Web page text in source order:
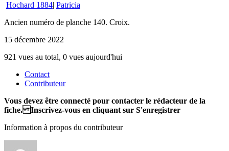
Hochard 1884| Patricia
Ancien numéro de planche 140. Croix.
15 décembre 2022
921 vues au total, 0 vues aujourd'hui
Contact
Contributeur
Vous devez être connecté pour contacter le rédacteur de la
fiche. Inscrivez-vous en cliquant sur S'enregistrer
Information à propos du contributeur